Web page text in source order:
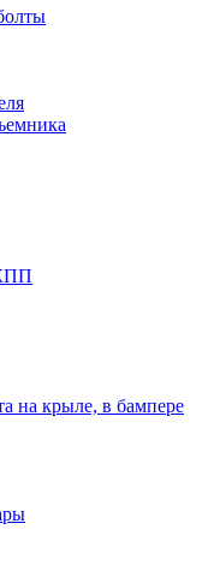
на крыле, в бампере